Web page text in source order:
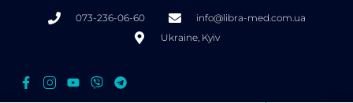
073-236-06-60
info@libra-med.com.ua
Ukraine, Kyiv